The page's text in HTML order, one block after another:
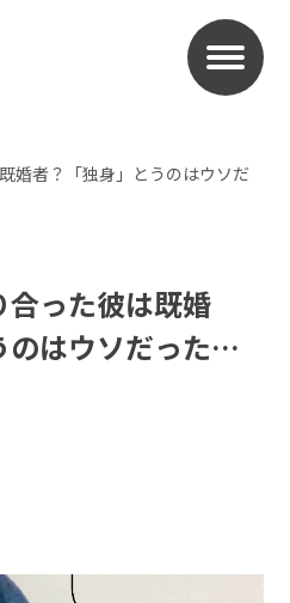
婚者？「独身」とうのはウソだ
った彼は既婚
のはウソだった…